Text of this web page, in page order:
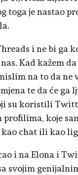
toga je nastao
i ne bi ga
Kad kažem
na to da ne
te da će ga
su koristili
koje
chat ili kao
i na Elona i
svojim